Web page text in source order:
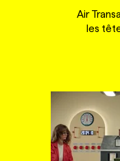
Air
les